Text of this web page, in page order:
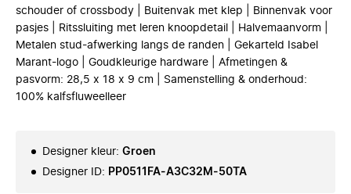
schouder of crossbody | Buitenvak met klep | Binnenvak voor
pasjes | Ritssluiting met leren knoopdetail | Halvemaanvorm |
Metalen stud-afwerking langs de randen | Gekarteld Isabel
Marant-logo | Goudkleurige hardware | Afmetingen &
pasvorm: 28,5 x 18 x 9 cm | Samenstelling & onderhoud:
100% kalfsfluweelleer
Designer kleur: Groen
Designer ID: PP0511FA-A3C32M-50TA